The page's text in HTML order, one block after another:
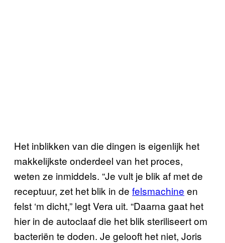
Het inblikken van die dingen is eigenlijk het
makkelijkste onderdeel van het proces,
weten ze inmiddels. “Je vult je blik af met de
receptuur, zet het blik in de felsmachine en
felst ‘m dicht,” legt Vera uit. “Daarna gaat het
hier in de autoclaaf die het blik steriliseert om
bacteriën te doden. Je gelooft het niet, Joris